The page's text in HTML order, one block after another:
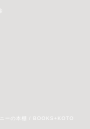
ーの本棚 / BOOKS+KOTO